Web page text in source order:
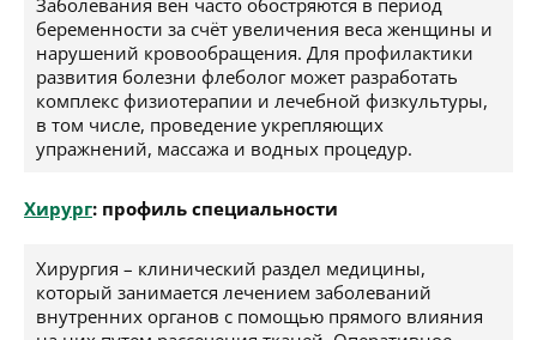
Заболевания вен часто обостряются в период
беременности за счёт увеличения веса женщины и
нарушений кровообращения. Для профилактики
развития болезни флеболог может разработать
комплекс физиотерапии и лечебной физкультуры,
в том числе, проведение укрепляющих
упражнений, массажа и водных процедур.
Хирург: профиль специальности
Хирургия – клинический раздел медицины,
который занимается лечением заболеваний
внутренних органов с помощью прямого влияния